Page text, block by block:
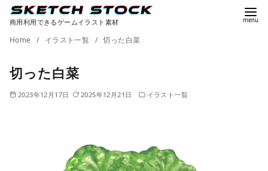
商用利用できるゲームイラスト素材
Home イラスト一覧 切った白菜
切った白菜
2023年12月17日 2025年12月21日 イラスト一覧